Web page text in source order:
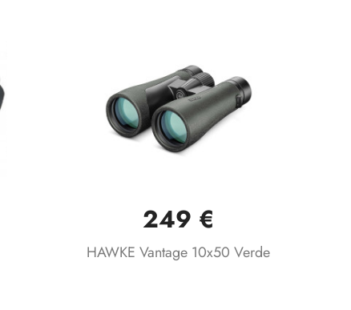
Vista rápida
249 €
HAWKE Vantage 10x50 Verde